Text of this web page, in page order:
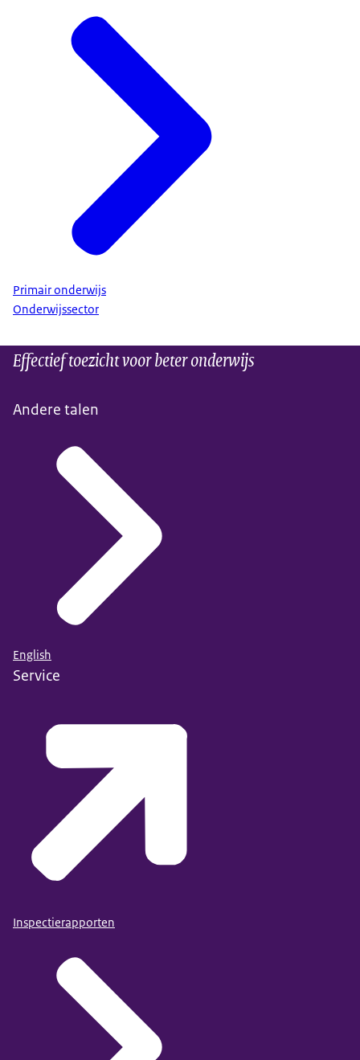
Primair onderwijs
Onderwijssector
Effectief toezicht voor beter onderwijs
Andere talen
English
Service
Inspectierapporten